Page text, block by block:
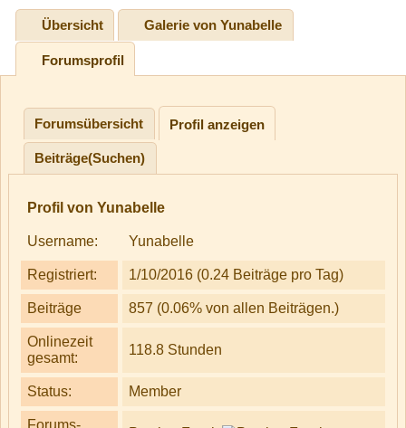
Übersicht Galerie von Yunabelle
Forumsprofil
Forumsübersicht Profil anzeigen
Beiträge(Suchen)
Profil von Yunabelle
Username: Yunabelle
Registriert: 1/10/2016 (0.24 Beiträge pro Tag)
Beiträge 857 (0.06% von allen Beiträgen.)
Onlinezeit
gesamt:
118.8 Stunden
Status: Member
Forums-